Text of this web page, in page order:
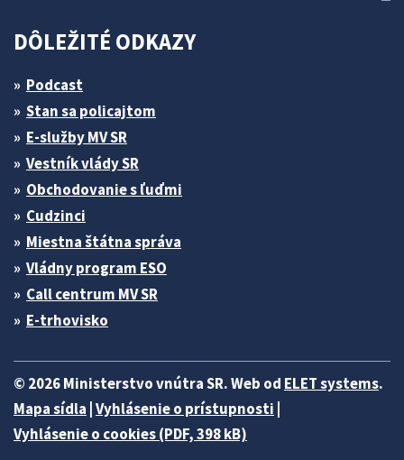
DÔLEŽITÉ ODKAZY
Podcast
Stan sa policajtom
E-služby MV SR
Vestník vlády SR
Obchodovanie s ľuďmi
Cudzinci
Miestna štátna správa
Vládny program ESO
Call centrum MV SR
E-trhovisko
© 2026 Ministerstvo vnútra SR. Web od ELET systems.
Mapa sídla Vyhlásenie o prístupnosti
Vyhlásenie o cookies (PDF, 398 kB)